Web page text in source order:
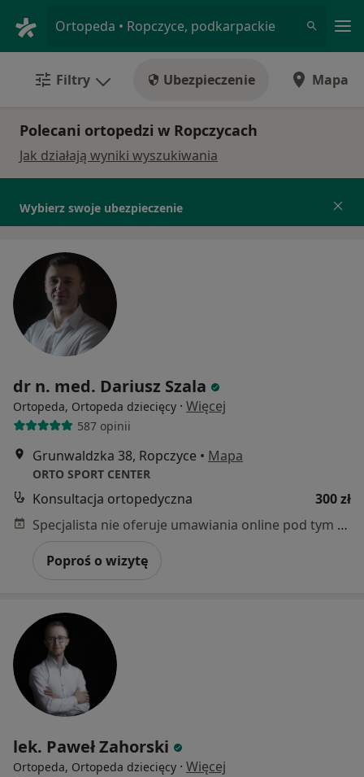
Ortopeda • Ropczyce, podkarpackie
Filtry Ubezpieczenie Mapa
Polecani ortopedzi w Ropczycach
Jak działają wyniki wyszukiwania
Wybierz swoje ubezpieczenie
dr n. med. Dariusz Szala
Ortopeda, Ortopeda dziecięcy · Więcej
587 opinii
Grunwaldzka 38, Ropczyce • Mapa
ORTO SPORT CENTER
Konsultacja ortopedyczna
300 zł
Specjalista nie oferuje umawiania online pod tym adresem.
Poproś o wizytę
lek. Paweł Zahorski
Ortopeda, Ortopeda dziecięcy · Więcej